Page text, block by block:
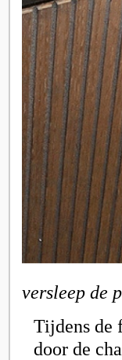
versleep de
Tijdens de
door de